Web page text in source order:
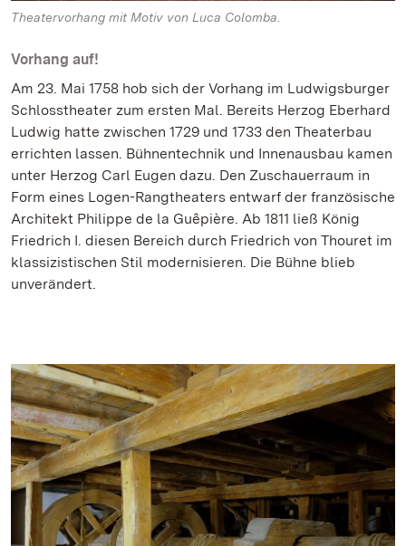
Theatervorhang mit Motiv von Luca Colomba.
Vorhang auf!
Am 23. Mai 1758 hob sich der Vorhang im Ludwigsburger
Schlosstheater zum ersten Mal. Bereits Herzog Eberhard
Ludwig hatte zwischen 1729 und 1733 den Theaterbau
errichten lassen. Bühnentechnik und Innenausbau kamen
unter Herzog Carl Eugen dazu. Den Zuschauerraum in
Form eines Logen-Rangtheaters entwarf der französische
Architekt Philippe de la Guêpière. Ab 1811 ließ König
Friedrich I. diesen Bereich durch Friedrich von Thouret im
klassizistischen Stil modernisieren. Die Bühne blieb
unverändert.